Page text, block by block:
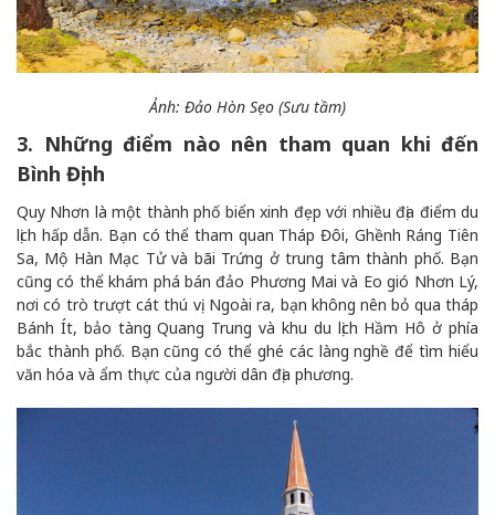
Ảnh: Đảo Hòn Sẹo (Sưu tầm)
3. Những điểm nào nên tham quan khi đến
Bình Định
Quy Nhơn là một thành phố biển xinh đẹp với nhiều địa điểm du
lịch hấp dẫn. Bạn có thể tham quan Tháp Đôi, Ghềnh Ráng Tiên
Sa, Mộ Hàn Mạc Tử và bãi Trứng ở trung tâm thành phố. Bạn
cũng có thể khám phá bán đảo Phương Mai và Eo gió Nhơn Lý,
nơi có trò trượt cát thú vị. Ngoài ra, bạn không nên bỏ qua tháp
Bánh Ít, bảo tàng Quang Trung và khu du lịch Hầm Hô ở phía
bắc thành phố. Bạn cũng có thể ghé các làng nghề để tìm hiểu
văn hóa và ẩm thực của người dân địa phương.